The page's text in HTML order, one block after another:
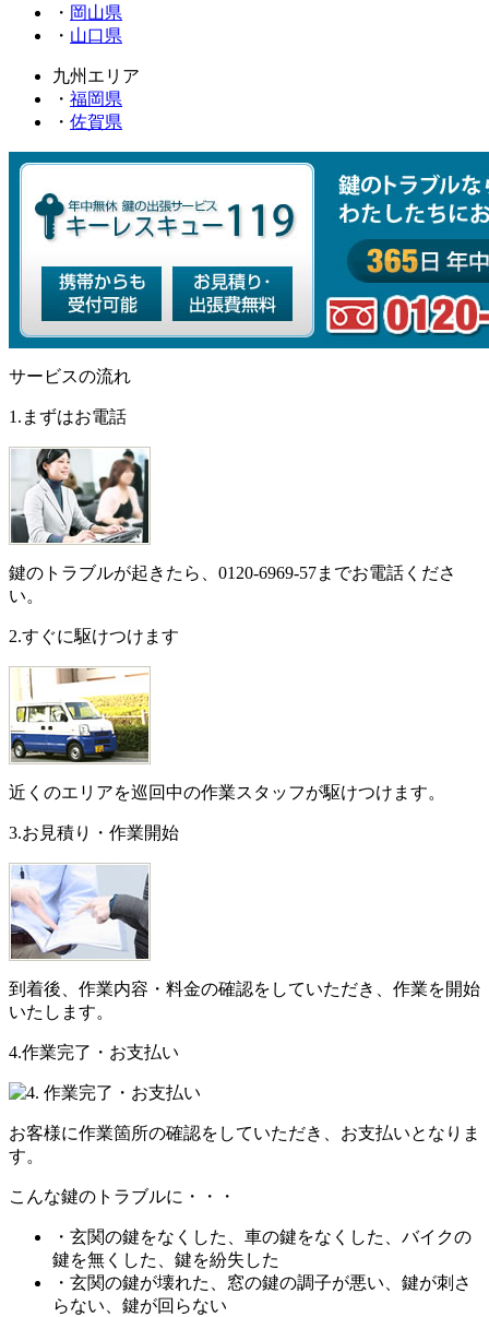
・ 岡山県
・ 山口県
九州エリア
・ 福岡県
・ 佐賀県
サービスの流れ
1.まずはお電話
鍵のトラブルが起きたら、 0120-6969-57までお電話くださ
い。
2.すぐに駆けつけます
近くのエリアを巡回中の作業スタッフが駆けつけます。
3.お見積り・作業開始
到着後、作業内容・料金の確認をしていただき、作業を開始
いたします。
4.作業完了・お支払い
お客様に作業箇所の確認をしていただき、お支払いとなりま
す。
こんな鍵のトラブルに・・・
・玄関の鍵をなくした、車の鍵をなくした、バイクの
鍵を無くした、鍵を紛失した
・玄関の鍵が壊れた、窓の鍵の調子が悪い、鍵が刺さ
らない、鍵が回らない